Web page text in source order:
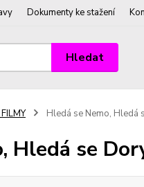
Dokumenty ke stažení
Hledat
Hledá se Nemo, Hledá
Hledá se